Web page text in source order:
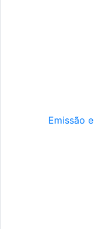
Emissão